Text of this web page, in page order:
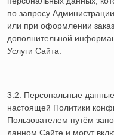
по запросу
или при оформлении
дополнительной
Услуги Сайта.
3.2. Персональные
настоящей Политики
Пользователем путём
данном Сайте и могут